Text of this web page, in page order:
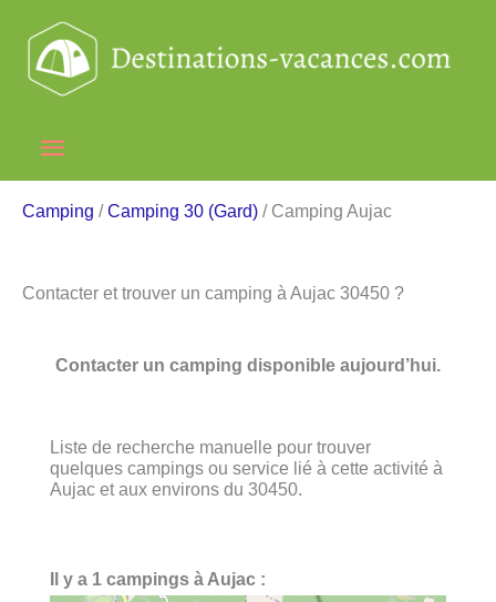
contenu
Menu
principal
Camping /Camping 30 (Gard) / Camping Aujac
Contacter et trouver un camping à Aujac 30450 ?
Contacter un camping disponible aujourd’hui.
Liste de recherche manuelle pour trouver
quelques campings ou service lié à cette activité à
Aujac et aux environs du 30450.
Il y a 1 campings à Aujac :